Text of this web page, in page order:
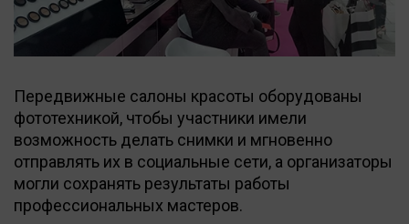
Передвижные салоны красоты оборудованы
фототехникой, чтобы участники имели
возможность делать снимки и мгновенно
отправлять их в социальные сети, а организаторы
могли сохранять результаты работы
профессиональных мастеров.